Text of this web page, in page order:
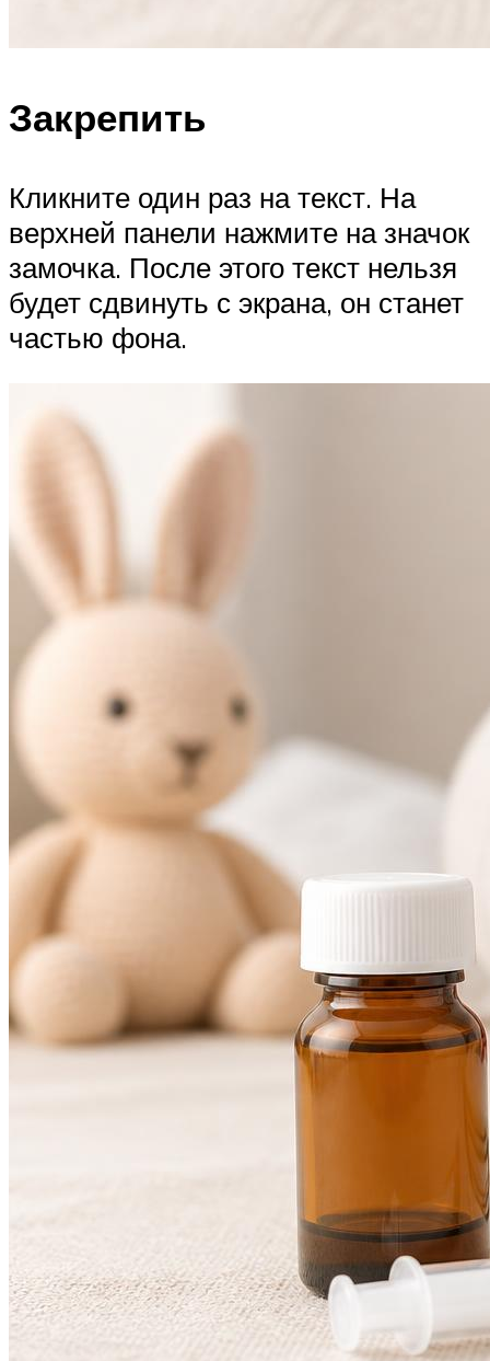
Закрепить
Кликните один раз на текст. На
верхней панели нажмите на значок
замочка. После этого текст нельзя
будет сдвинуть с экрана, он станет
частью фона.